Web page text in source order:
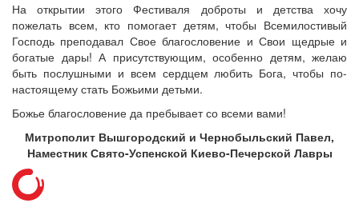
На открытии этого Фестиваля доброты и детства хочу
пожелать всем, кто помогает детям, чтобы Всемилостивый
Господь преподавал Свое благословение и Свои щедрые и
богатые дары! А присутствующим, особенно детям, желаю
быть послушными и всем сердцем любить Бога, чтобы по-
настоящему стать Божьими детьми.
Божье благословение да пребывает со всеми вами!
Митрополит Вышгородский и Чернобыльский Павел,
Наместник Свято-Успенской Киево-Печерской Лавры